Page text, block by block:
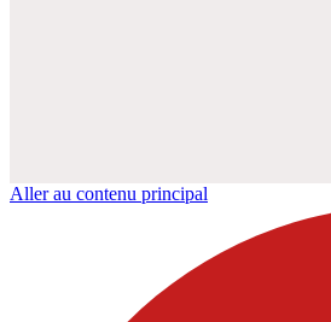
Aller au contenu principal